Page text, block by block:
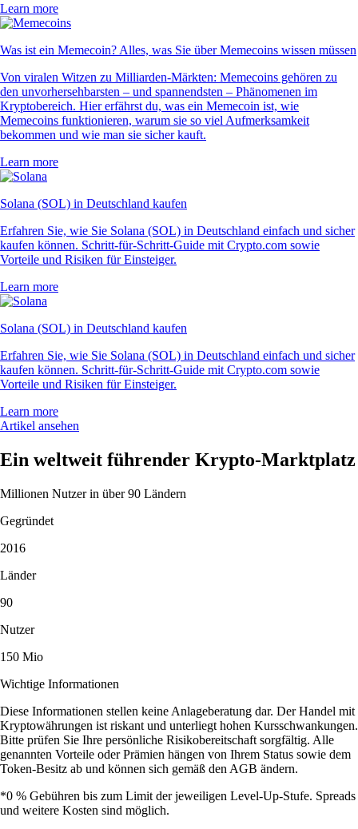
Learn more
Was ist ein Memecoin? Alles, was Sie über Memecoins wissen müssen
Von viralen Witzen zu Milliarden-Märkten: Memecoins gehören zu
den unvorhersehbarsten – und spannendsten – Phänomenen im
Kryptobereich. Hier erfährst du, was ein Memecoin ist, wie
Memecoins funktionieren, warum sie so viel Aufmerksamkeit
bekommen und wie man sie sicher kauft.
Learn more
Solana (SOL) in Deutschland kaufen
Erfahren Sie, wie Sie Solana (SOL) in Deutschland einfach und sicher
kaufen können. Schritt-für-Schritt-Guide mit Crypto.com sowie
Vorteile und Risiken für Einsteiger.
Learn more
Solana (SOL) in Deutschland kaufen
Erfahren Sie, wie Sie Solana (SOL) in Deutschland einfach und sicher
kaufen können. Schritt-für-Schritt-Guide mit Crypto.com sowie
Vorteile und Risiken für Einsteiger.
Learn more
Artikel ansehen
Ein weltweit führender Krypto-Marktplatz
Millionen Nutzer in über 90 Ländern
Gegründet
2016
Länder
90
Nutzer
150 Mio
Wichtige Informationen
Diese Informationen stellen keine Anlageberatung dar. Der Handel mit
Kryptowährungen ist riskant und unterliegt hohen Kursschwankungen.
Bitte prüfen Sie Ihre persönliche Risikobereitschaft sorgfältig. Alle
genannten Vorteile oder Prämien hängen von Ihrem Status sowie dem
Token-Besitz ab und können sich gemäß den AGB ändern.
*0 % Gebühren bis zum Limit der jeweiligen Level-Up-Stufe. Spreads
und weitere Kosten sind möglich.